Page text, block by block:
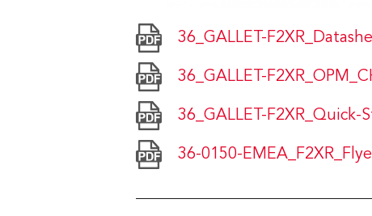
36_GALLET-
36_GALLET-
36_GALLET-
36-0150-